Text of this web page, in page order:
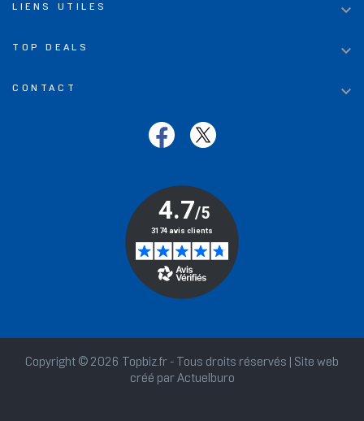
LIENS UTILES 
TOP DEALS 
CONTACT 
Copyright © 2026 Topbiz.fr - Tous droits réservés | Site web
créé par Actuelburo